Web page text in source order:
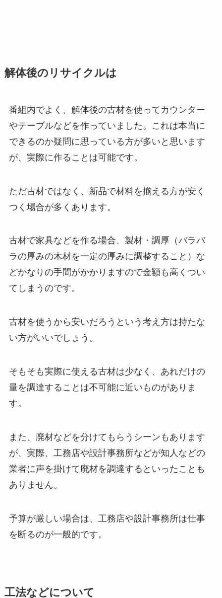
解体後のリサイクルは
番組内でよく、解体後の古材を使ってカウンター
やテーブルなどを作っていました。これは本当に
できるのか疑問に思っている方が多いと思います
が、実際に作ることは可能です。
ただ古材ではなく、新品で材料を揃える方が安く
つく場合が多くあります。
古材で家具などを作る場合、製材・調厚（バラバ
ラの厚みの木材を一定の厚みに調整すること）な
どかなりの手間がかかりますので金額も高くつい
てしまうのです。
古材を使うから安いだろうという考え方は持たな
い方がいいでしょう。
そもそも実際に使える古材は少なく、あれだけの
量を調達することは不可能に近いものがありま
す。
また、廃材などを分けてもらうシーンもあります
が、実際、工務店や設計事務所などが知人などの
業者に声を掛けて廃材を調達するといったことも
ありません。
予算が厳しい場合は、工務店や設計事務所は仕事
を断るのが一般的です。
工法などについて